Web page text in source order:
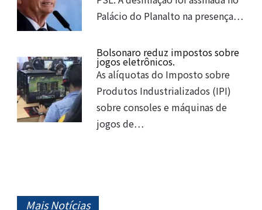
Palácio do Planalto na presença…
Bolsonaro reduz impostos sobre
jogos eletrônicos.
As alíquotas do Imposto sobre
Produtos Industrializados (IPI)
sobre consoles e máquinas de
jogos de…
Mais Notícias